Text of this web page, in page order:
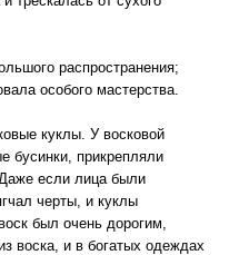
распространения;
особого мастерства.
куклы. У восковой
бусинки, прикрепляли
если лица были
черты, и куклы
был очень дорогим,
воска, и в богатых одеждах